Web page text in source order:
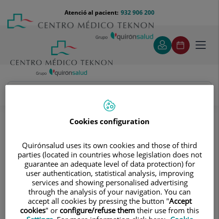
contingut
Menú
teléfono
cabecera
932 906 200
Atenció al pacient:
Óscar Felguera García
ÓscarFelguera García
FACULTATIU ESPECIALISTA OFTALMOLOGIA
Cookies configuration
Quirónsalud uses its own cookies and those of third
parties (located in countries whose legislation does not
guarantee an adequate level of data protection) for
user authentication, statistical analysis, improving
services and showing personalised advertising
through the analysis of your navigation. You can
accept all cookies by pressing the button "Accept
cookies" or configure/refuse them their use from this